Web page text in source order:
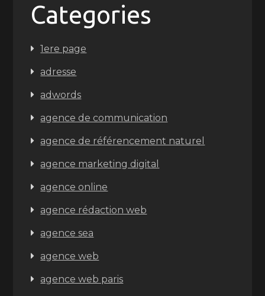
Categories
1ere page
adresse
adwords
agence de communication
agence de référencement naturel
agence marketing digital
agence online
agence rédaction web
agence sea
agence web
agence web paris